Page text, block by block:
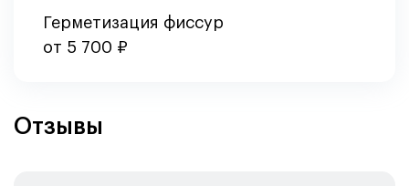
Герметизация фиссур
от 5 700 ₽
Отзывы